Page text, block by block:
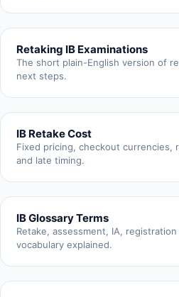
Retaking IB Examinations
The short plain-English version of
next steps.
IB Retake Cost
Fixed pricing, checkout currencies,
and late timing.
IB Glossary Terms
Retake, assessment, IA,
vocabulary explained.